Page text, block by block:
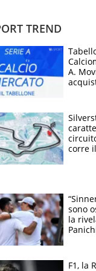
TREND
A.
corre
sono
la
agli
F1, la